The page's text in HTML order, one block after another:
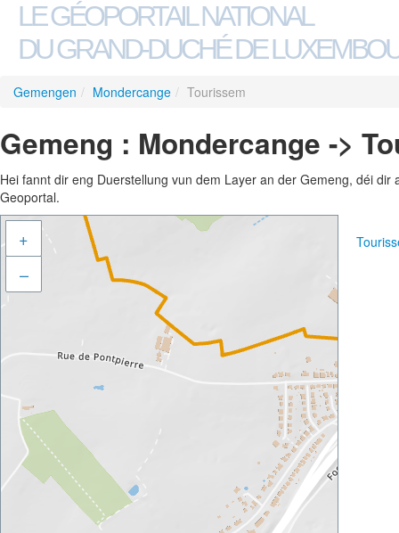
LE GÉOPORTAIL NATIONAL
DU GRAND-DUCHÉ DE
Gemengen / Mondercange / Tourissem
Gemeng : Mondercange ->
Hei fannt dir eng Duerstellung vun dem Layer an der Gemeng, déi
Geoportal.
+
–